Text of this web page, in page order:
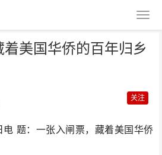
美国华侨的百年归乡
关注
题：一张入闸票，藏着美国华侨
国华侨的百年